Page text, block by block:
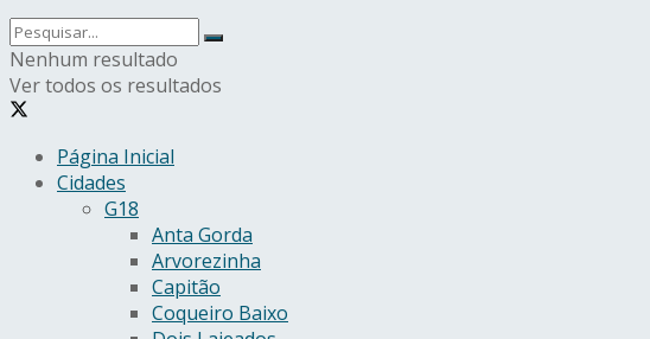
Nenhum resultado
Ver todos os resultados
Página Inicial
Cidades
G18
Anta Gorda
Arvorezinha
Capitão
Coqueiro Baixo